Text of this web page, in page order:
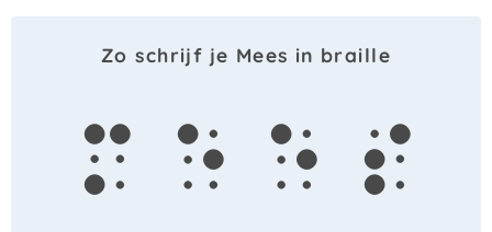
Zo schrijf je Mees in braille
m e e s